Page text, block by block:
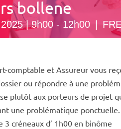
bollene
| 9h00- 12h00
comptable et Assureur vous
ou répondre à une
plutôt aux porteurs de projet
une problématique ponctuelle.
3 créneaux d’ 1h00 en binôme